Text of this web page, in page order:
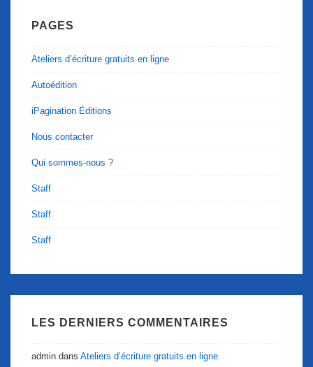
PAGES
Ateliers d’écriture gratuits en ligne
Autoédition
iPagination Éditions
Nous contacter
Qui sommes-nous ?
Staff
Staff
Staff
LES DERNIERS COMMENTAIRES
admin dans Ateliers d’écriture gratuits en ligne